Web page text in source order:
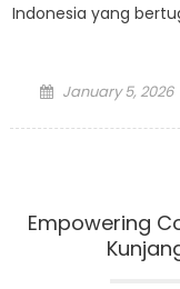
Indonesia yang
Posted
January 5, 2026
Empowering